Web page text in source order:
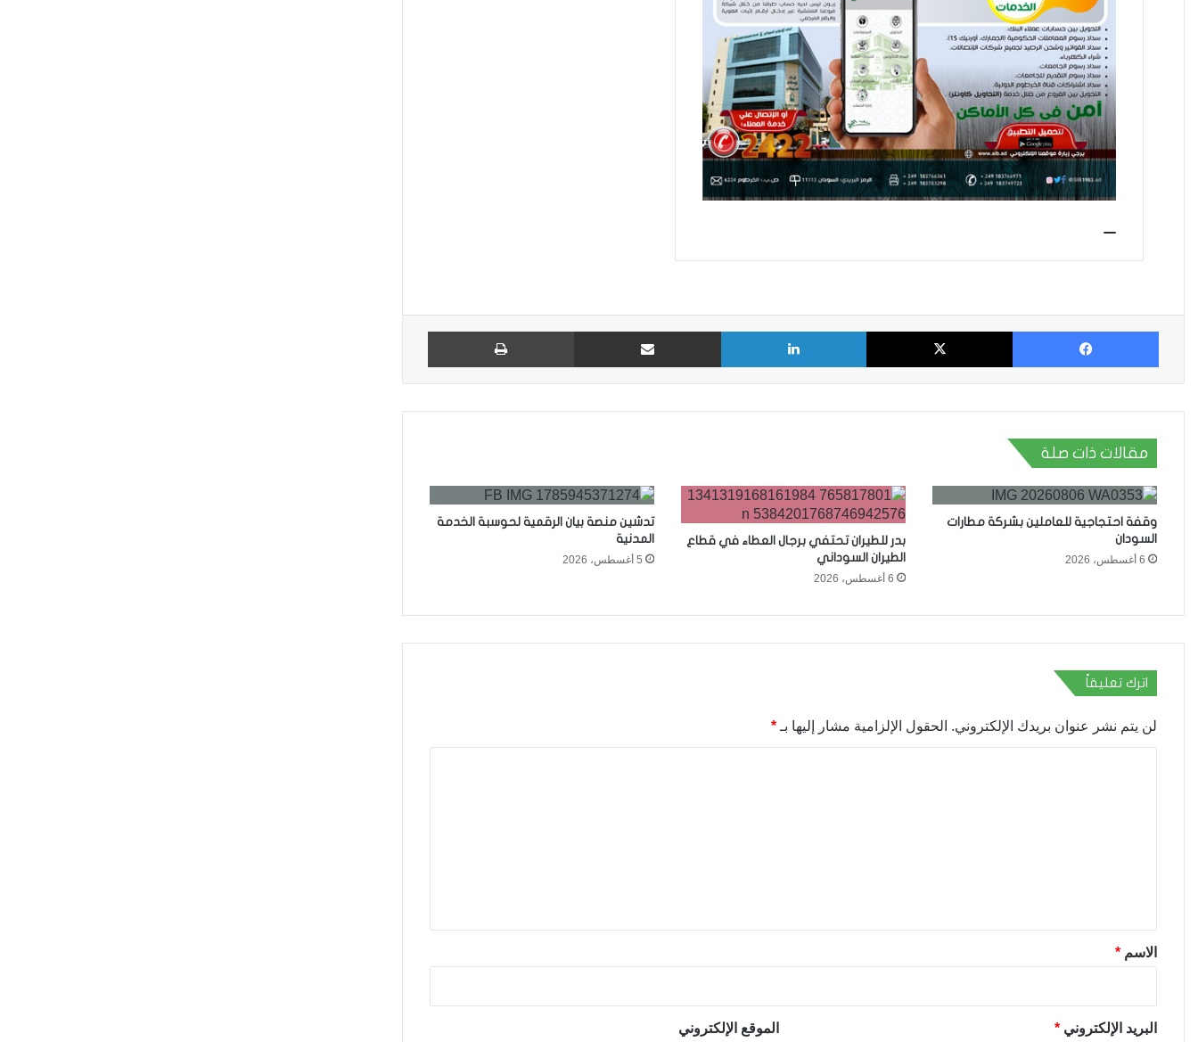
فيسبوك X لينكدإن مشاركة عبر البريد طباعة
مقالات ذات صلة
وقفة احتجاجية للعاملين بشركة مطارات
السودان
6 أغسطس، 2026
بدر للطيران تحتفي برجال العطاء في قطاع
الطيران السوداني
6 أغسطس، 2026
تدشين منصة بيان الرقمية لحوسبة الخدمة
المدنية
5 أغسطس، 2026
اترك تعليقاً
لن يتم نشر عنوان بريدك الإلكتروني. الحقول الإلزامية مشار إليها بـ *
*الاسم *
البريد الإلكتروني * الموقع الإلكتروني